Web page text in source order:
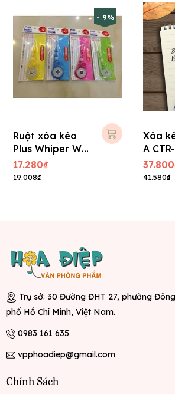
- 9%
Ruột xóa kéo
Plus Whiper WH
- 105TR
17.280₫
19.008₫
Xóa
A
Kèm
41.580₫
Trụ sở: 30 Đường ĐHT 27, phường
phố Hồ Chí Minh, Việt Nam.
0983 161 635
vpphoadiep@gmail.com
Chính Sách